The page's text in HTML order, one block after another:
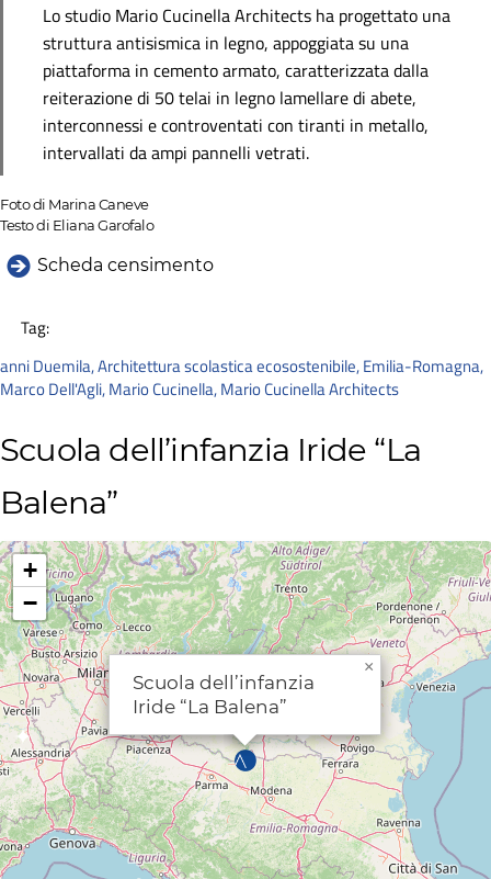
Lo studio Mario Cucinella Architects ha progettato una
struttura antisismica in legno, appoggiata su una
piattaforma in cemento armato, caratterizzata dalla
reiterazione di 50 telai in legno lamellare di abete,
interconnessi e controventati con tiranti in metallo,
intervallati da ampi pannelli vetrati.
Foto di Marina Caneve
Testo di Eliana Garofalo
Scheda censimento
Tag:
anni Duemila,Architettura scolastica ecosostenibile,Emilia-Romagna,
Marco Dell'Agli,Mario Cucinella,Mario Cucinella Architects
Scuola dell’infanzia Iride “La
Balena”
Scuola dell’infanzia
Iride “La Balena”
×
+
−